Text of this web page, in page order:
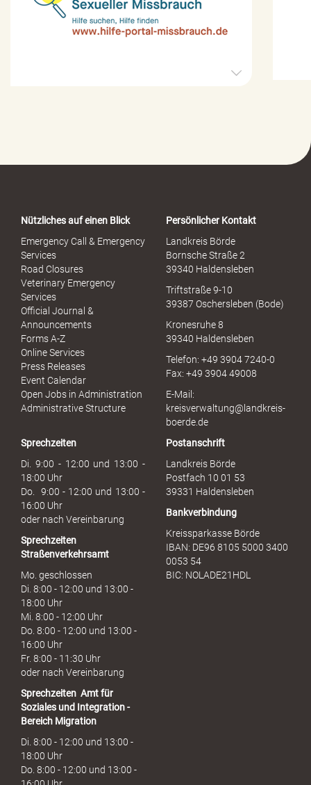
o
S
s
u
h
Nützliches auf einen Blick
Emergency Call & Emergency
Services
Road Closures
Veterinary Emergency
Services
Official Journal &
Announcements
Forms A-Z
Online Services
Press Releases
Event Calendar
Open Jobs in Administration
Administrative Structure
Persönlicher Kontakt
Landkreis Börde
Bornsche Straße 2
39340 Haldensleben
Triftstraße 9-10
39387 Oschersleben (Bode)
Kronesruhe 8
39340 Haldensleben
Telefon: +49 3904 7240-0
Fax: +49 3904 49008
E-Mail:
kreisverwaltung@landkreis-
boerde.de
Sprechzeiten
Di. 9:00 - 12:00 und 13:00 -
18:00 Uhr
Do. 9:00 - 12:00 und 13:00 -
16:00 Uhr
oder nach Vereinbarung
Sprechzeiten
Straßenverkehrsamt
Mo. geschlossen
Di. 8:00 - 12:00 und 13:00 -
18:00 Uhr
Mi. 8:00 - 12:00 Uhr
Do. 8:00 - 12:00 und 13:00 -
16:00 Uhr
Fr. 8:00 - 11:30 Uhr
oder nach Vereinbarung
Sprechzeiten Amt für
Soziales und Integration -
Bereich Migration
Di. 8:00 - 12:00 und 13:00 -
18:00 Uhr
Do. 8:00 - 12:00 und 13:00 -
Postanschrift
Landkreis Börde
Postfach 10 01 53
39331 Haldensleben
Bankverbindung
Kreissparkasse Börde
IBAN: DE96 8105 5000 3400
0053 54
BIC: NOLADE21HDL